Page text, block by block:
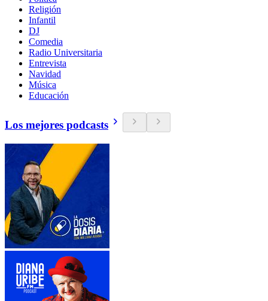
Religión
Infantil
DJ
Comedia
Radio Universitaria
Entrevista
Navidad
Música
Educación
Los mejores podcasts